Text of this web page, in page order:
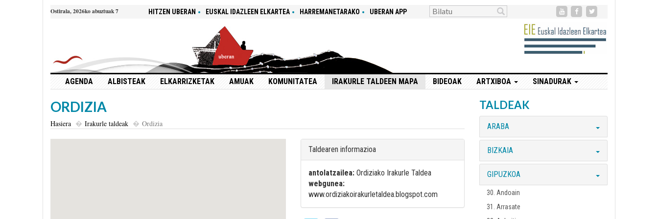
Ostirala, 2026ko abuztuak 7 HITZEN UBERAN EUSKAL IDAZLEEN ELKARTEA HARREMANETARAKO UBERAN APP
AGENDA ALBISTEAK ELKARRIZKETAK AMUAK KOMUNITATEA IRAKURLE TALDEEN MAPA BIDEOAK ARTXIBOA SINADURAK
ORDIZIA
Hasiera Irakurle taldeak Ordizia
Taldearen informazioa
antolatzailea: Ordiziako Irakurle Taldea
webgunea:
www.ordiziakoirakurletaldea.blogspot.com
TALDEAK
ARABA
BIZKAIA
GIPUZKOA
30. Andoain
31. Arrasate